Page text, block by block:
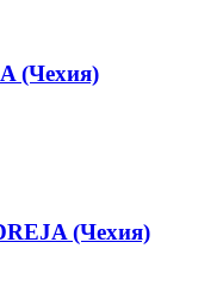
(Чехия)
(Чехия)